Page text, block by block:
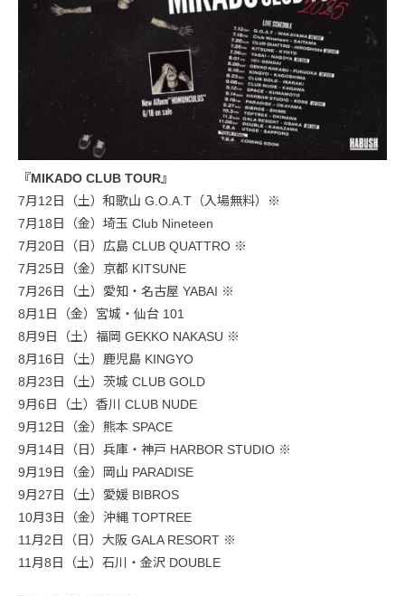
『MIKADO CLUB TOUR』
7月12日（土）和歌山 G.O.A.T（入場無料）※
7月18日（金）埼玉 Club Nineteen
7月20日（日）広島 CLUB QUATTRO ※
7月25日（金）京都 KITSUNE
7月26日（土）愛知・名古屋 YABAI ※
8月1日（金）宮城・仙台 101
8月9日（土）福岡 GEKKO NAKASU ※
8月16日（土）鹿児島 KINGYO
8月23日（土）茨城 CLUB GOLD
9月6日（土）香川 CLUB NUDE
9月12日（金）熊本 SPACE
9月14日（日）兵庫・神戸 HARBOR STUDIO ※
9月19日（金）岡山 PARADISE
9月27日（土）愛媛 BIBROS
10月3日（金）沖縄 TOPTREE
11月2日（日）大阪 GALA RESORT ※
11月8日（土）石川・金沢 DOUBLE